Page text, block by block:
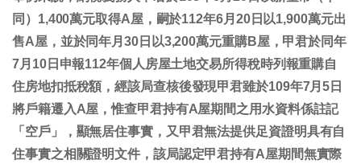
同）1,400萬元取得A屋，嗣於112年6月20日以1,900萬元出
售A屋，並於同年月30日以3,200萬元重購B屋，甲君於同年
7月10日申報112年個人房屋土地交易所得稅時列報重購自
住房地扣抵稅額，經該局查核後發現甲君雖於109年7月5日
將戶籍遷入A屋，惟查甲君持有A屋期間之用水資料係註記
「空戶」，顯無居住事實，又甲君無法提供足資證明具有自
住事實之相關證明文件，該局認定甲君持有A屋期間無實際